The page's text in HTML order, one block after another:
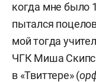
когда мне было
пытался
мой тогда
ЧГК Миша
в «Твиттере» (